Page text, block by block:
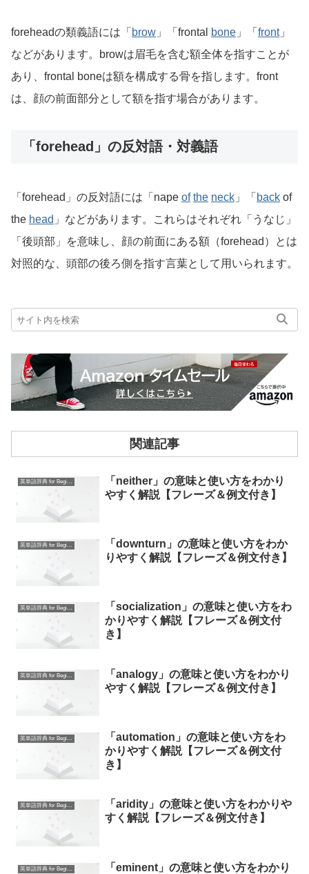
foreheadの類義語には「 brow 」「frontal bone 」「 front」
などがあります。browは眉毛を含む額全体を指すことが
あり、frontal boneは額を構成する骨を指します。front
は、顔の前面部分として額を指す場合があります。
「forehead」の反対語・対義語
「forehead」の反対語には「nape of the neck 」「 back of
the head 」などがあります。これらはそれぞれ「うなじ」
「後頭部」を意味し、顔の前面にある額（forehead）とは
対照的な、頭部の後ろ側を指す言葉として用いられます。
関連記事
英単語辞典 for Beginners
「neither」の意味と使い方をわかり
やすく解説【フレーズ＆例文付き】
英単語辞典 for Beginners
「downturn」の意味と使い方をわか
りやすく解説【フレーズ＆例文付き】
英単語辞典 for Beginners
「socialization」の意味と使い方をわ
かりやすく解説【フレーズ＆例文付
き】
英単語辞典 for Beginners
「analogy」の意味と使い方をわかり
やすく解説【フレーズ＆例文付き】
英単語辞典 for Beginners
「automation」の意味と使い方をわ
かりやすく解説【フレーズ＆例文付
き】
英単語辞典 for Beginners
「aridity」の意味と使い方をわかりや
すく解説【フレーズ＆例文付き】
英単語辞典 for Beginners
「eminent」の意味と使い方をわかり